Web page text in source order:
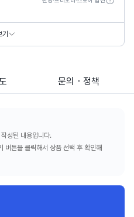
문의・정책
성된 내용입니다.
버튼을 클릭해서 상품 선택 후 확인해